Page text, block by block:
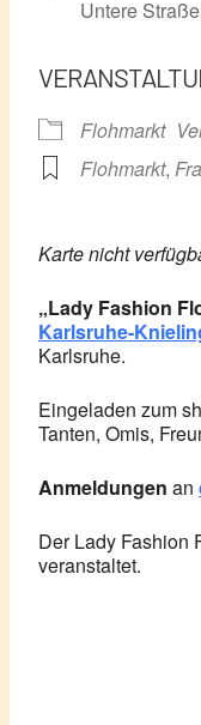
Untere
Flohmarkt
Flohmarkt,
Karte nicht
„Lady Fashion
Karlsruhe-
Karlsruhe.
Eingeladen zum
Tanten, Omis,
Anmeldungen an
Der Lady Fashion
veranstaltet.